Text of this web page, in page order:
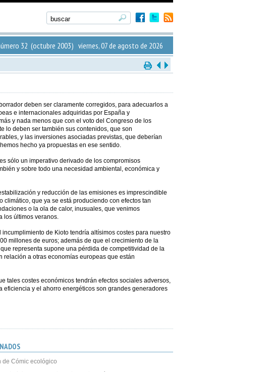
32 (octubre 2003) viernes, 07 de agosto de 2026
deben ser claramente corregidos, para adecuarlos a
e internacionales adquiridas por España y
y nada menos que con el voto del Congreso de los
lo deben ser también sus contenidos, que son
y las inversiones asociadas previstas, que deberían
hecho ya propuestas en ese sentido.
sólo un imperativo derivado de los compromisos
y sobre todo una necesidad ambiental, económica y
y reducción de las emisiones es imprescindible
climático, que ya se está produciendo con efectos tan
o la ola de calor, inusuales, que venimos
los últimos veranos.
incumplimiento de Kioto tendría altísimos costes para nuestro
millones de euros; además de que el crecimiento de la
representa supone una pérdida de competitividad de la
relación a otras economías europeas que están
tales costes económicos tendrán efectos sociales adversos,
eficiencia y el ahorro energéticos son grandes generadores
de Cómic ecológico